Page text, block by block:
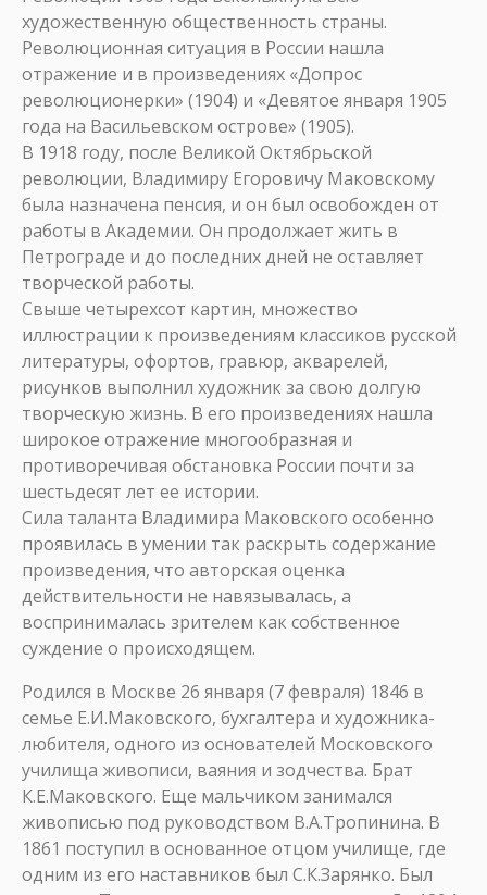
художественную общественность страны.
Революционная ситуация в России нашла
отражение и в произведениях «Допрос
революционерки» (1904) и «Девятое января 1905
года на Васильевском острове» (1905).
В 1918 году, после Великой Октябрьской
революции, Владимиру Егоровичу Маковскому
была назначена пенсия, и он был освобожден от
работы в Академии. Он продолжает жить в
Петрограде и до последних дней не оставляет
творческой работы.
Cвыше четырехсот картин, множество
иллюстрации к произведениям классиков русской
литературы, офортов, гравюр, акварелей,
рисунков выполнил художник за свою долгую
творческую жизнь. В его произведениях нашла
широкое отражение многообразная и
противоречивая обстановка России почти за
шестьдесят лет ее истории.
Сила таланта Владимира Маковского особенно
проявилась в умении так раскрыть содержание
произведения, что авторская оценка
действительности не навязывалась, а
воспринималась зрителем как собственное
суждение о происходящем.
Родился в Москве 26 января (7 февраля) 1846 в
семье Е.И.Маковского, бухгалтера и художника-
любителя, одного из основателей Московского
училища живописи, ваяния и зодчества. Брат
К.Е.Маковского. Еще мальчиком занимался
живописью под руководством В.А.Тропинина. В
1861 поступил в основанное отцом училище, где
одним из его наставников был С.К.Зарянко. Был